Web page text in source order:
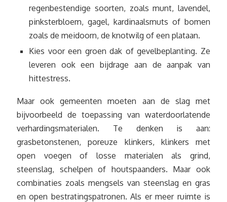
regenbestendige soorten, zoals munt, lavendel,
pinksterbloem, gagel, kardinaalsmuts of bomen
zoals de meidoorn, de knotwilg of een plataan.
Kies voor een groen dak of gevelbeplanting. Ze
leveren ook een bijdrage aan de aanpak van
hittestress.
Maar ook gemeenten moeten aan de slag met
bijvoorbeeld de toepassing van waterdoorlatende
verhardingsmaterialen. Te denken is aan:
grasbetonstenen, poreuze klinkers, klinkers met
open voegen of losse materialen als grind,
steenslag, schelpen of houtspaanders. Maar ook
combinaties zoals mengsels van steenslag en gras
en open bestratingspatronen. Als er meer ruimte is